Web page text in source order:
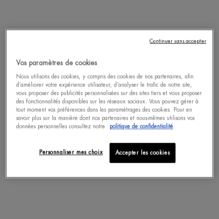
DÉCOUVRIR
pdp-section-accordion
Vos paramètres de cookies
Nous utilisons des cookies, y compris des cookies de nos partenaires, afin
d’améliorer votre expérience utilisateur, d’analyser le trafic de notre site,
vous proposer des publicités personnalisées sur des sites tiers et vous proposer
des fonctionnalités disponibles sur les réseaux sociaux. Vous pouvez gérer à
tout moment vos préférences dans les paramétrages des cookies. Pour en
savoir plus sur la manière dont nos partenaires et nous-mêmes utilisons vos
données personnelles consultez notre
politique de confidentialité
Accepter les cookies
Personnaliser mes choix
Continuer sans accepter